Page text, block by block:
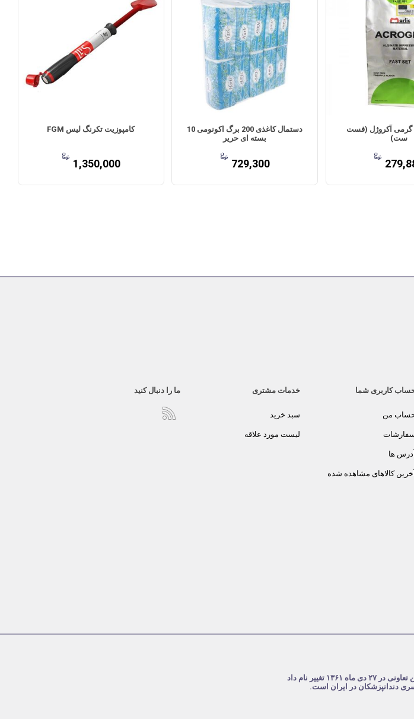
آلژینات 453 گرمی آکروژل (فست
ست)
دستمال کاغذی 200 برگ اکونومی 10
بسته ای حریر
729,300
کامپوزیت تکرنگ لیس FGM
1,350,000
کاربری شما
من
آدرس ها
آخرین کالاهای مشاهده شده
خدمات مشتری
سبد خرید
لیست مورد علاقه
ما را دنبال کنید
شرکت تعاونی دندانپزشکان ایران در تاریخ ۴ مرداد ۱۳۵۹ با نام تعاونی جامعه دندانپزشکی ایران به ثبت رسید. این تعاونی در ۲۷ دی ماه ۱۳۶۱ تغییر نام داد
دندانپزشکان در ایران است.